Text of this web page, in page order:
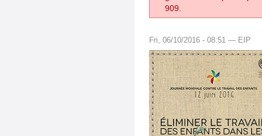
909.
Fri, 06/10/2016 - 08:51 — EIP